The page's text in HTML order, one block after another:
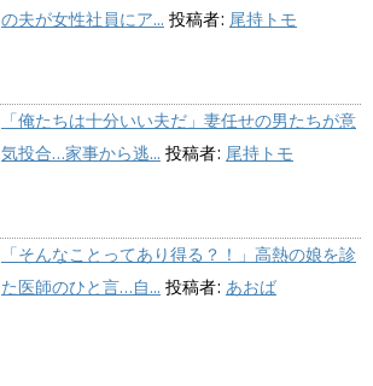
の夫が女性社員にア... 投稿者: 尾持トモ
「俺たちは十分いい夫だ」妻任せの男たちが意
気投合…家事から逃... 投稿者: 尾持トモ
「そんなことってあり得る？！」高熱の娘を診
た医師のひと言…自... 投稿者: あおば